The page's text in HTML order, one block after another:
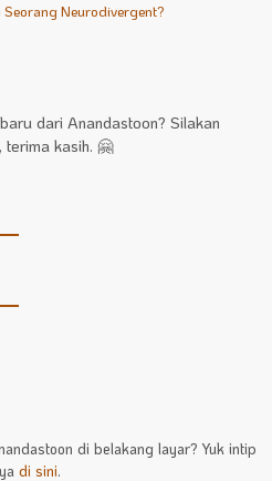
Neurodivergent?
dari Anandastoon? Silakan
terima kasih. 🤗
di belakang layar? Yuk intip
di sini.